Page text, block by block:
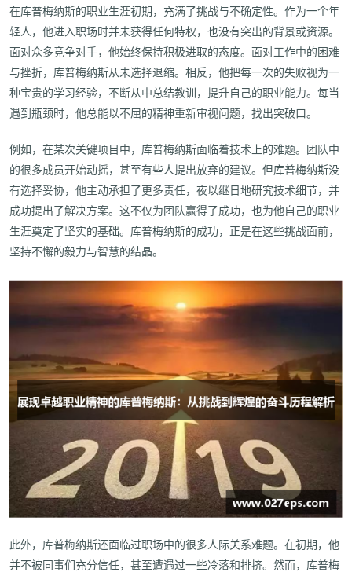
在库普梅纳斯的职业生涯初期，充满了挑战与不确定性。作为一个年
轻人，他进入职场时并未获得任何特权，也没有突出的背景或资源。
面对众多竞争对手，他始终保持积极进取的态度。面对工作中的困难
与挫折，库普梅纳斯从未选择退缩。相反，他把每一次的失败视为一
种宝贵的学习经验，不断从中总结教训，提升自己的职业能力。每当
遇到瓶颈时，他总能以不屈的精神重新审视问题，找出突破口。
例如，在某次关键项目中，库普梅纳斯面临着技术上的难题。团队中
的很多成员开始动摇，甚至有些人提出放弃的建议。但库普梅纳斯没
有选择妥协，他主动承担了更多责任，夜以继日地研究技术细节，并
成功提出了解决方案。这不仅为团队赢得了成功，也为他自己的职业
生涯奠定了坚实的基础。库普梅纳斯的成功，正是在这些挑战面前，
坚持不懈的毅力与智慧的结晶。
此外，库普梅纳斯还面临过职场中的很多人际关系难题。在初期，他
并不被同事们充分信任，甚至遭遇过一些冷落和排挤。然而，库普梅